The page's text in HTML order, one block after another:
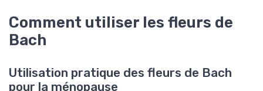
Comment utiliser les fleurs de
Bach
Utilisation pratique des fleurs de Bach
pour la ménopause